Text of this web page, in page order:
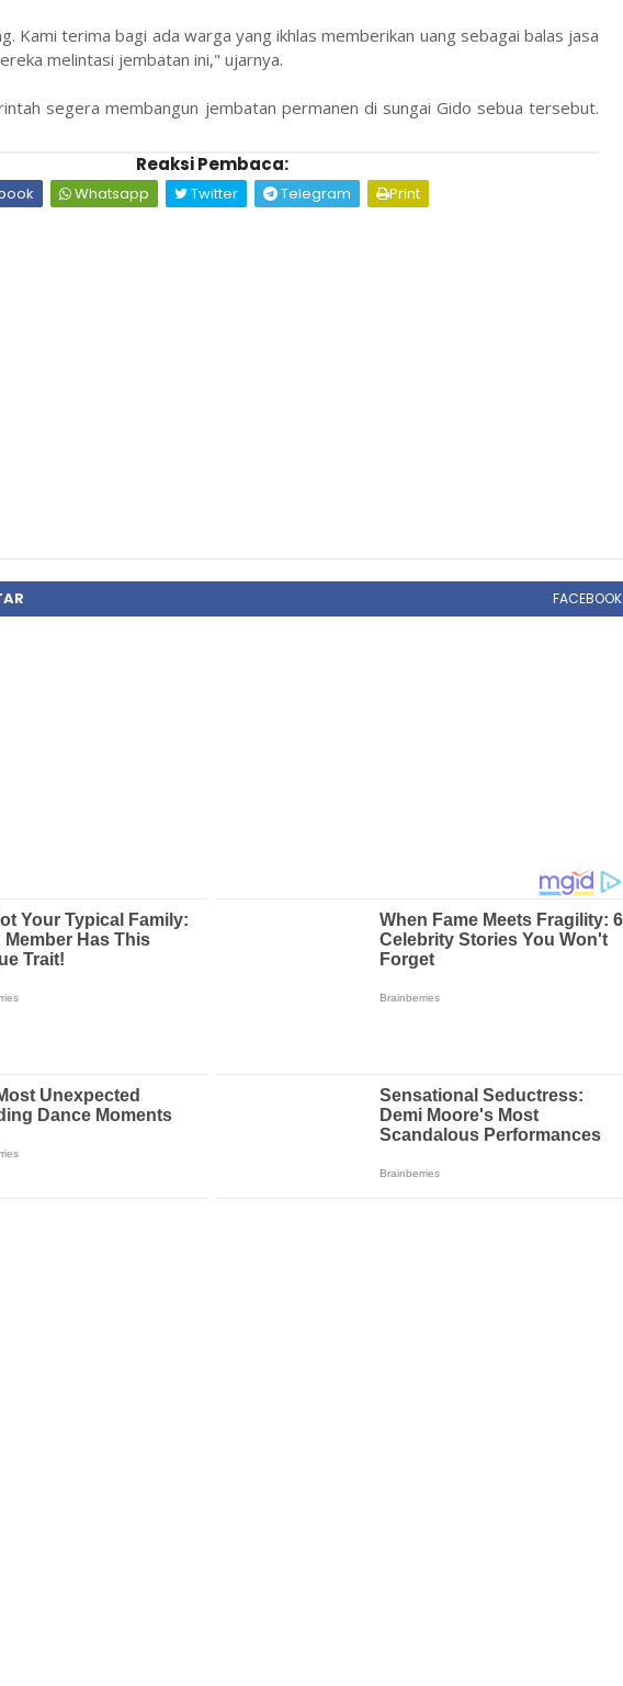
Kami terima bagi ada warga yang ikhlas memberikan uang sebagai balas jasa
melintasi jembatan ini," ujarnya.
segera membangun jembatan permanen di sungai Gido sebua tersebut.
Reaksi Pembaca:
Whatsapp Twitter Telegram Print
FACEBOOK